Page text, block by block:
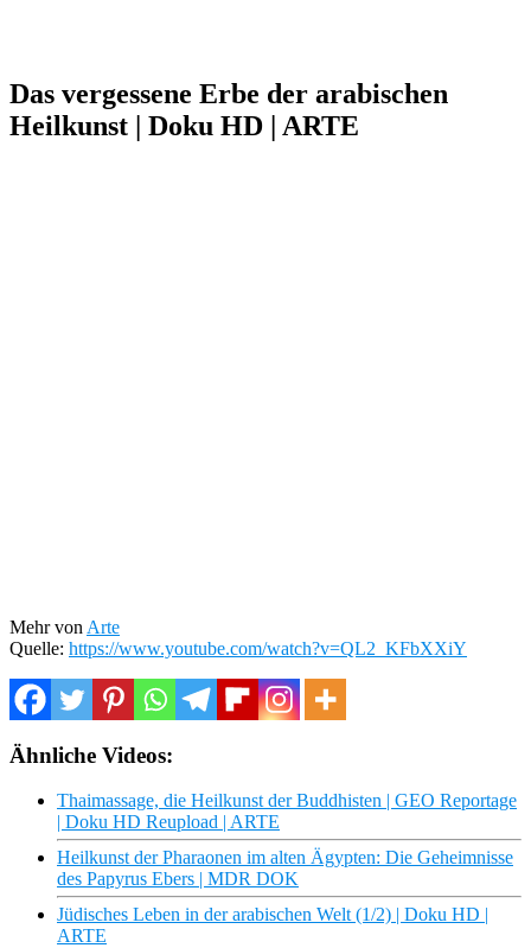
Das vergessene Erbe der arabischen
Heilkunst | Doku HD | ARTE
Mehr von Arte
Quelle: https://www.youtube.com/watch?v=QL2_KFbXXiY
Ähnliche Videos:
Thaimassage, die Heilkunst der Buddhisten | GEO Reportage
| Doku HD Reupload | ARTE
Heilkunst der Pharaonen im alten Ägypten: Die Geheimnisse
des Papyrus Ebers | MDR DOK
Jüdisches Leben in der arabischen Welt (1/2) | Doku HD |
ARTE